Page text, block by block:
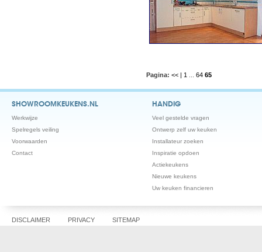
Pagina: << | 1 64 65
SHOWROOMKEUKENS.NL
Werkwijze
Spelregels veiling
Voorwaarden
Contact
HANDIG
Veel gestelde vragen
Ontwerp zelf uw keuken
Installateur zoeken
Inspiratie opdoen
Actiekeukens
Nieuwe keukens
Uw keuken financieren
DISCLAIMER PRIVACY SITEMAP